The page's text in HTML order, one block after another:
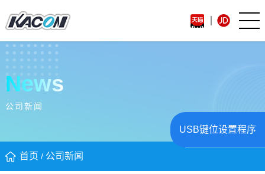
News
公司新闻
首页 / 公司新闻
USB键位设置程序